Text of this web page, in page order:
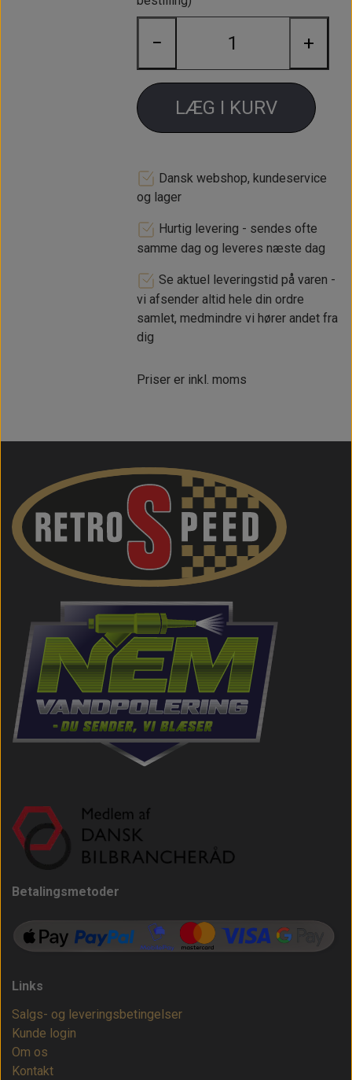
Diameter 10"
ET -7mm
− +
LÆG I KURV
Dansk webshop, kundeservice
og lager
Hurtig levering - sendes ofte
samme dag og leveres næste dag
Se aktuel leveringstid på varen -
vi afsender altid hele din ordre
samlet, medmindre vi hører andet fra
dig
Priser er inkl. moms
Betalingsmetoder
Links
Salgs- og leveringsbetingelser
Kunde login
Om os
Kontakt